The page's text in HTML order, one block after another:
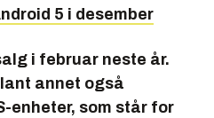
5 i desember
i februar neste år.
annet også
enheter, som står for